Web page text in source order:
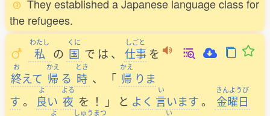
They established a Japanese language class for
the refugees.
わたし
私 の
くに
国 で は 、
しごと
仕事 を
お
終えて
かえ
帰 る
とき
時 、 「
かえ
帰 りま
す。
よ
良い
よる
夜 を ！ 」 と よく
い
言います。
きんようび
金曜日
よ しゅうまつ い